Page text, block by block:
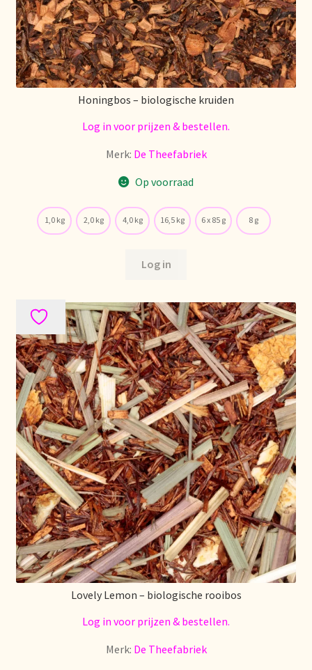
Product range
Questions relatives aux stocks
Retouren en garantie
Returns and warranty
Rücksendungen und Garantie
Sécurité alimentaire
Shipping and delivery
Sortiment
Stock matters
Surtido
Terms and Conditions
Über uns
Unsere Vision von Tee
Versand und Lieferung
Verzenden en bezorgen
Honingbos – biologische kruiden
Log in voor prijzen & bestellen.
Merk: De Theefabriek
Op voorraad
1,0 kg 2,0 kg 4,0 kg 16,5 kg 6 x 85 g 8 g
Log in
Lovely Lemon – biologische rooibos
Log in voor prijzen & bestellen.
Merk: De Theefabriek